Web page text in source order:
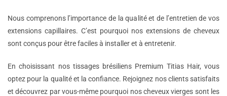
Nous comprenons l’importance de la qualité et de l’entretien de vos
extensions capillaires. C’est pourquoi nos extensions de cheveux
sont conçus pour être faciles à installer et à entretenir.
En choisissant nos tissages brésiliens Premium Titias Hair, vous
optez pour la qualité et la confiance. Rejoignez nos clients satisfaits
et découvrez par vous-même pourquoi nos cheveux vierges sont les